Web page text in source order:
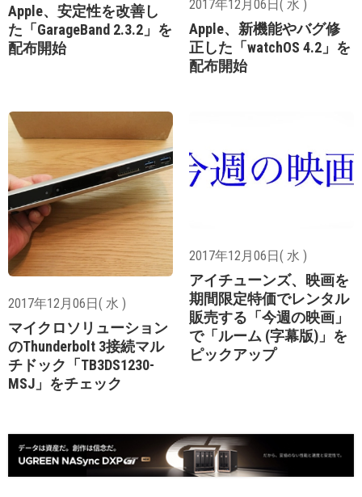
Apple、安定性を改善し
た「GarageBand 2.3.2」を
配布開始
2017年12月06日( 水 )
Apple、新機能やバグ修
正した「watchOS 4.2」を
配布開始
2017年12月06日( 水 )
マイクロソリューション
のThunderbolt 3接続マル
チドック「TB3DS1230-
MSJ」をチェック
2017年12月06日( 水 )
アイチューンズ、映画を
期間限定特価でレンタル
販売する「今週の映画」
で「ルーム (字幕版)」を
ピックアップ